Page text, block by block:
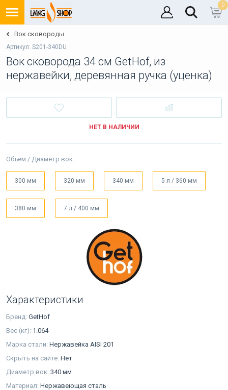
0
Вок сковороды
Артикул: S201-340DU
Вок сковорода 34 см GetHof, из
нержавейки, деревянная ручка (уценка)
НЕТ В НАЛИЧИИ
Объем / Диаметр вок:
300 мм 320 мм 340 мм 5 л / 360 мм
380 мм 7 л / 400 мм
Характеристики
Бренд: GetHof
Вес (кг): 1.064
Марка стали: Нержавейка AISI 201
Скрыть на сайте: Нет
Диаметр вок: 340 мм
Материал: Нержавеющая сталь